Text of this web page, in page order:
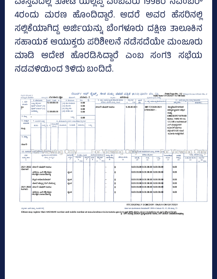
4ರಂದು ಮರಣ ಹೊಂದಿದ್ದಾರೆ. ಆದರೆ ಅವರ ಹೆಸರಿನಲ್ಲಿ
ಸಲ್ಲಿಕೆಯಾಗಿದ್ದ ಅರ್ಜಿಯನ್ನು ಬೆಂಗಳೂರು ದಕ್ಷಿಣ ತಾಲೂಕಿನ
ಸಹಾಯಕ ಆಯುಕ್ತರು ಪರಿಶೀಲನೆ ನಡೆಸದೆಯೇ ಮಂಜೂರು
ಮಾಡಿ ಆದೇಶ ಹೊರಡಿಸಿದ್ದಾರೆ ಎಂಬ ಸಂಗತಿ ಸಭೆಯ
ನಡವಳಿಯಿಂದ ತಿಳಿದು ಬಂದಿದೆ.